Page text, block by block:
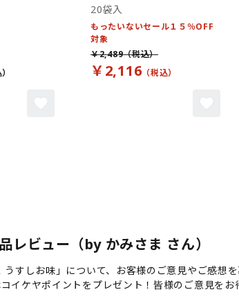
20袋入
もったいないセール１５％OFF
対象
￥2,116
￥2,489
レビュー（by かみさま さん）
すしお味」について、お客様のご意見やご感想を
イケヤポイントをプレゼント！皆様のご意見をお